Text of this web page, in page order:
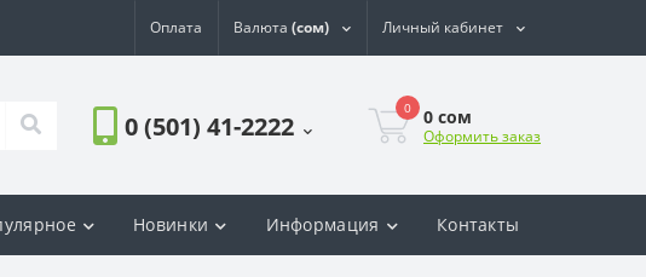
Оплата Валюта (сом) Личный кабинет
0 (501) 41-2222
0 0 сом
Оформить заказ
Новинки Информация Контакты